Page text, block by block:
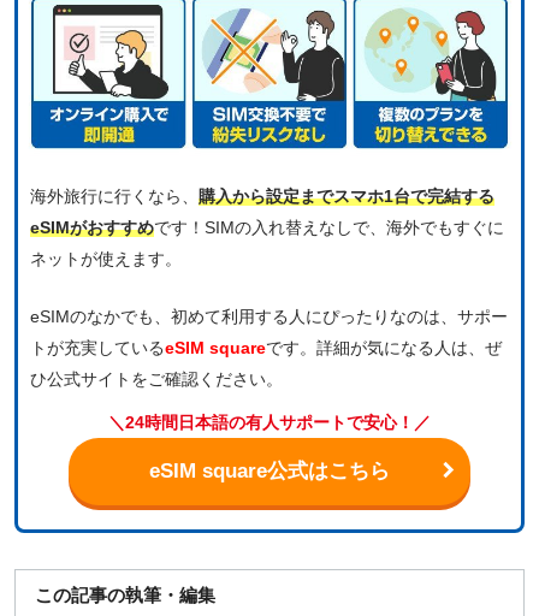
海外旅行に行くなら、 購入から設定までスマホ1台で完結する
eSIMがおすすめです！SIMの入れ替えなしで、海外でもすぐに
ネットが使えます。
eSIMのなかでも、初めて利用する人にぴったりなのは、サポー
トが充実しているeSIM squareです。詳細が気になる人は、ぜ
ひ公式サイトをご確認ください。
＼24時間日本語の有人サポートで安心！／
eSIM square公式はこちら
この記事の執筆・編集